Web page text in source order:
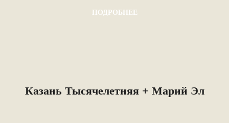
ПОДРОБНЕЕ
Казань Тысячелетняя + Марий Эл